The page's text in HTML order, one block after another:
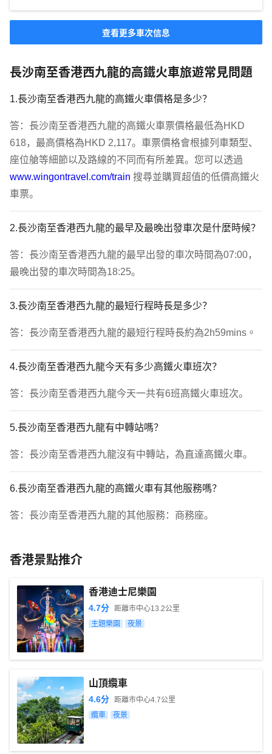
查看更多車次信息
長沙南至香港西九龍的高鐵火車旅遊常見問題
1.長沙南至香港西九龍的高鐵火車價格是多少？
答：長沙南至香港西九龍的高鐵火車票價格最低為HKD
618，最高價格為HKD 2,117。車票價格會根據列車類型、
www.wingontravel.com/train 搜尋並購買超值的低價高鐵火
車票。
2.長沙南至香港西九龍的最早及最晚出發車次是什麼時候？
答：長沙南至香港西九龍的最早出發的車次時間為07:00，
最晚出發的車次時間為18:25。
3.長沙南至香港西九龍的最短行程時長是多少？
答：長沙南至香港西九龍的最短行程時長約為2h59mins。
4.長沙南至香港西九龍今天有多少高鐵火車班次？
答：長沙南至香港西九龍今天一共有6班高鐵火車班次。
5.長沙南至香港西九龍有中轉站嗎？
答：長沙南至香港西九龍沒有中轉站，為直達高鐵火車。
6.長沙南至香港西九龍的高鐵火車有其他服務嗎？
答：長沙南至香港西九龍的其他服務：商務座。
香港景點推介
香港迪士尼樂園
4.7分 距離市中心13.2公里
主題樂園
夜景
山頂纜車
4.6分 距離市中心4.7公里
纜車
夜景